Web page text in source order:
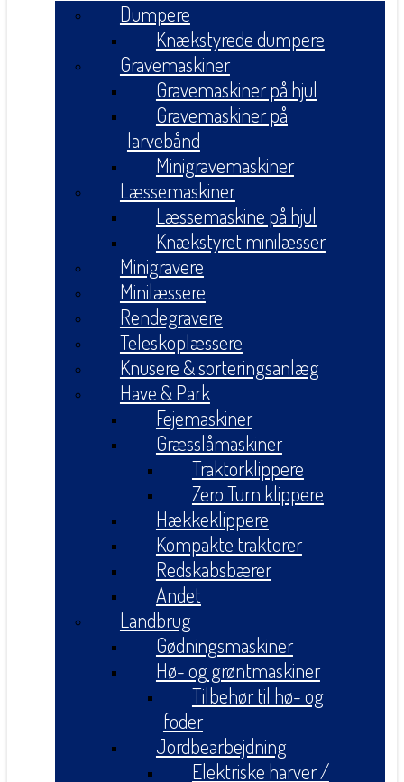
Dumpere
Knækstyrede dumpere
Gravemaskiner
Gravemaskiner på hjul
Gravemaskiner på
larvebånd
Minigravemaskiner
Læssemaskiner
Læssemaskine på hjul
Knækstyret minilæsser
Minigravere
Minilæssere
Rendegravere
Teleskoplæssere
Knusere & sorteringsanlæg
Have & Park
Fejemaskiner
Græsslåmaskiner
Traktorklippere
Zero Turn klippere
Hækkeklippere
Kompakte traktorer
Redskabsbærer
Andet
Landbrug
Gødningsmaskiner
Hø- og grøntmaskiner
Tilbehør til hø- og
foder
Jordbearbejdning
Elektriske harver /